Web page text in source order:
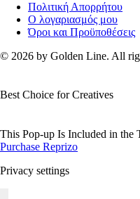
Πολιτική Απορρήτου
Ο λογαριασμός μου
Όροι και Προϋποθέσεις
© 2026 by Golden Line. All
Best Choice for Creatives
This Pop-up Is Included in the
Purchase Reprizo
Privacy settings